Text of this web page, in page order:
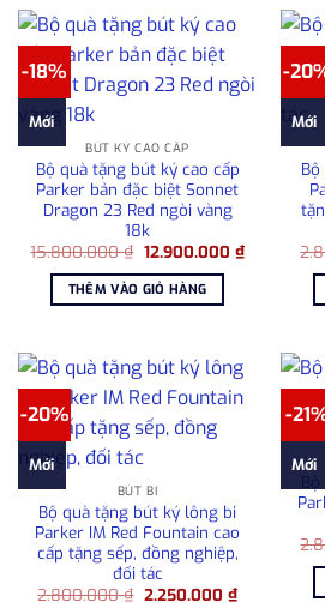
-18%
Mới
BÚT KÝ CAO CẤP
Bộ quà tặng bút ký cao cấp
Parker bản đặc biệt Sonnet
Dragon 23 Red ngòi vàng
18k
15.800.000₫ Giá
là:
15.800.000 ₫.
12.900.000 ₫Giá
hiện
THÊM VÀO GIỎ HÀNG
-
Mới
-20%
Mới
BÚT BI
Bộ quà tặng bút ký lông bi
Parker IM Red Fountain cao
cấp tặng sếp, đồng nghiệp,
đối tác
2.800.000₫ Giá
2.250.000 ₫Giá
-
Mới